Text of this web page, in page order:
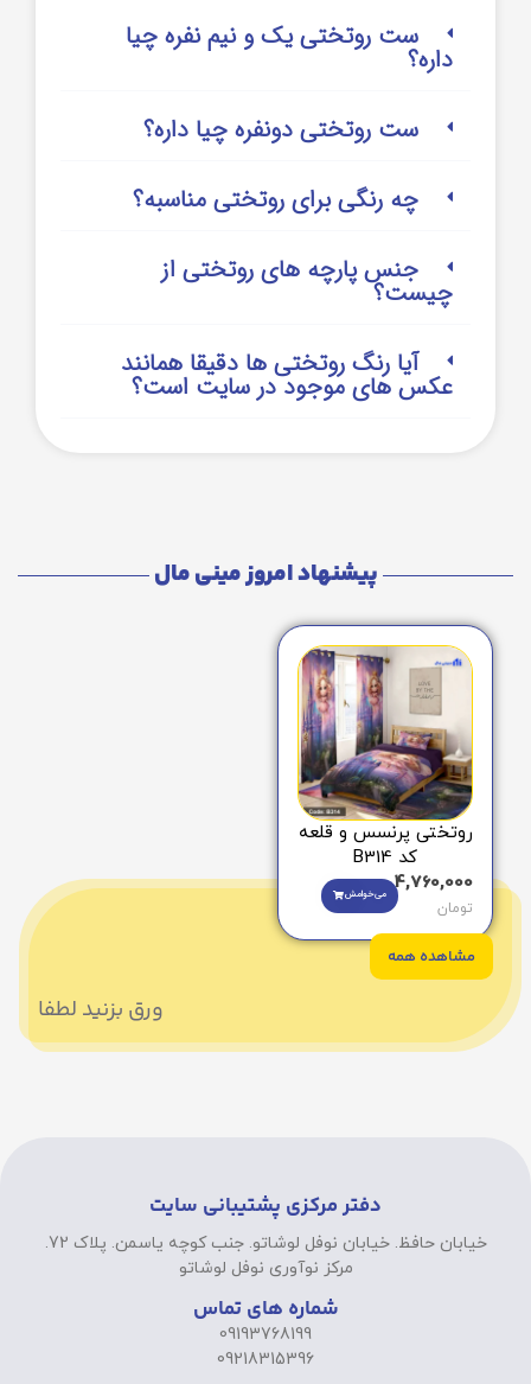
ست روتختی یک و نیم نفره چیا
داره؟
ست روتختی دونفره چیا داره؟
چه رنگی برای روتختی مناسبه؟
جنس پارچه های روتختی از
چیست؟
آیا رنگ روتختی ها دقیقا همانند
عکس های موجود در سایت است؟
پیشنهاد امروز مینی مال
روتختی پرنسس و قلعه
کد B314
4,760,000
تومان
می‌خوامش
مشاهده همه
ورق بزنید لطفا
دفتر مرکزی پشتیبانی سایت
خیابان حافظ. خیابان نوفل لوشاتو. جنب کوچه یاسمن. پلاک 72.
مرکز نوآوری نوفل لوشاتو
شماره های تماس
09193768199
09218315396